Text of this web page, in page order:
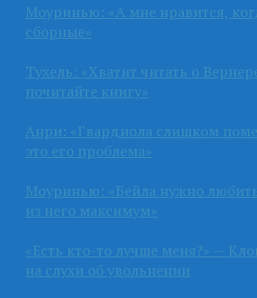
Моуринью: «А мне нравится,
сборные»
Тухель: «Хватит читать о
почитайте книгу»
Анри: «Гвардиола слишком
это его проблема»
Моуринью: «Бейла нужно
из него максимум»
«Есть кто-то лучше меня?» —
на слухи об увольнении